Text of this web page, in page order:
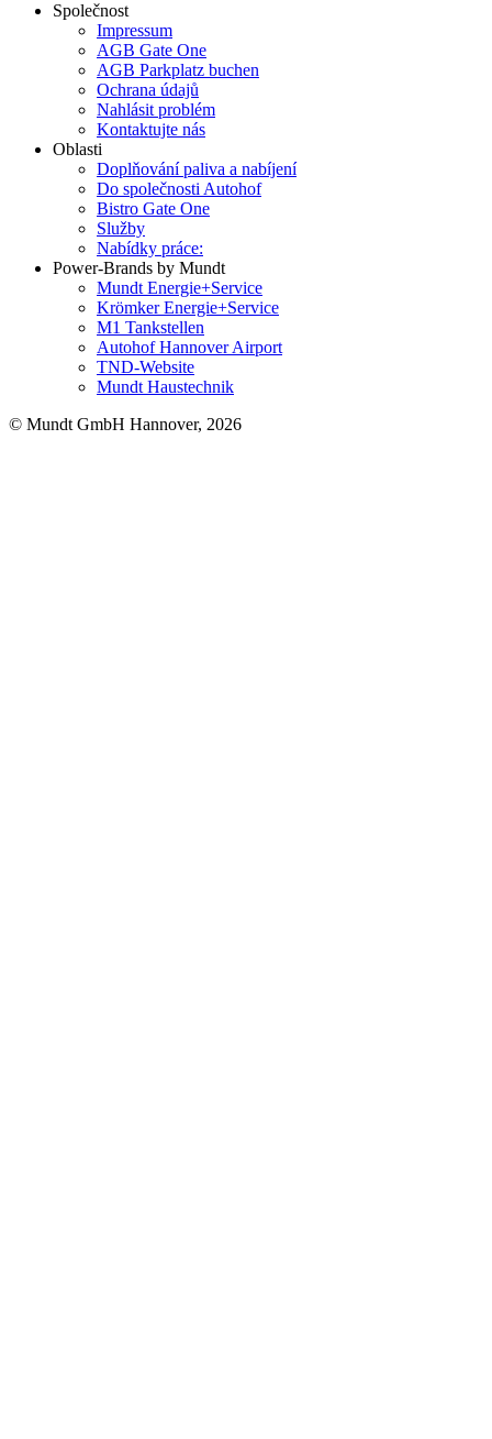
Společnost
Impressum
AGB Gate One
AGB Parkplatz buchen
Ochrana údajů
Nahlásit problém
Kontaktujte nás
Oblasti
Doplňování paliva a nabíjení
Do společnosti Autohof
Bistro Gate One
Služby
Nabídky práce:
Power-Brands by Mundt
Mundt Energie+Service
Krömker Energie+Service
M1 Tankstellen
Autohof Hannover Airport
TND-Website
Mundt Haustechnik
© Mundt GmbH Hannover, 2026